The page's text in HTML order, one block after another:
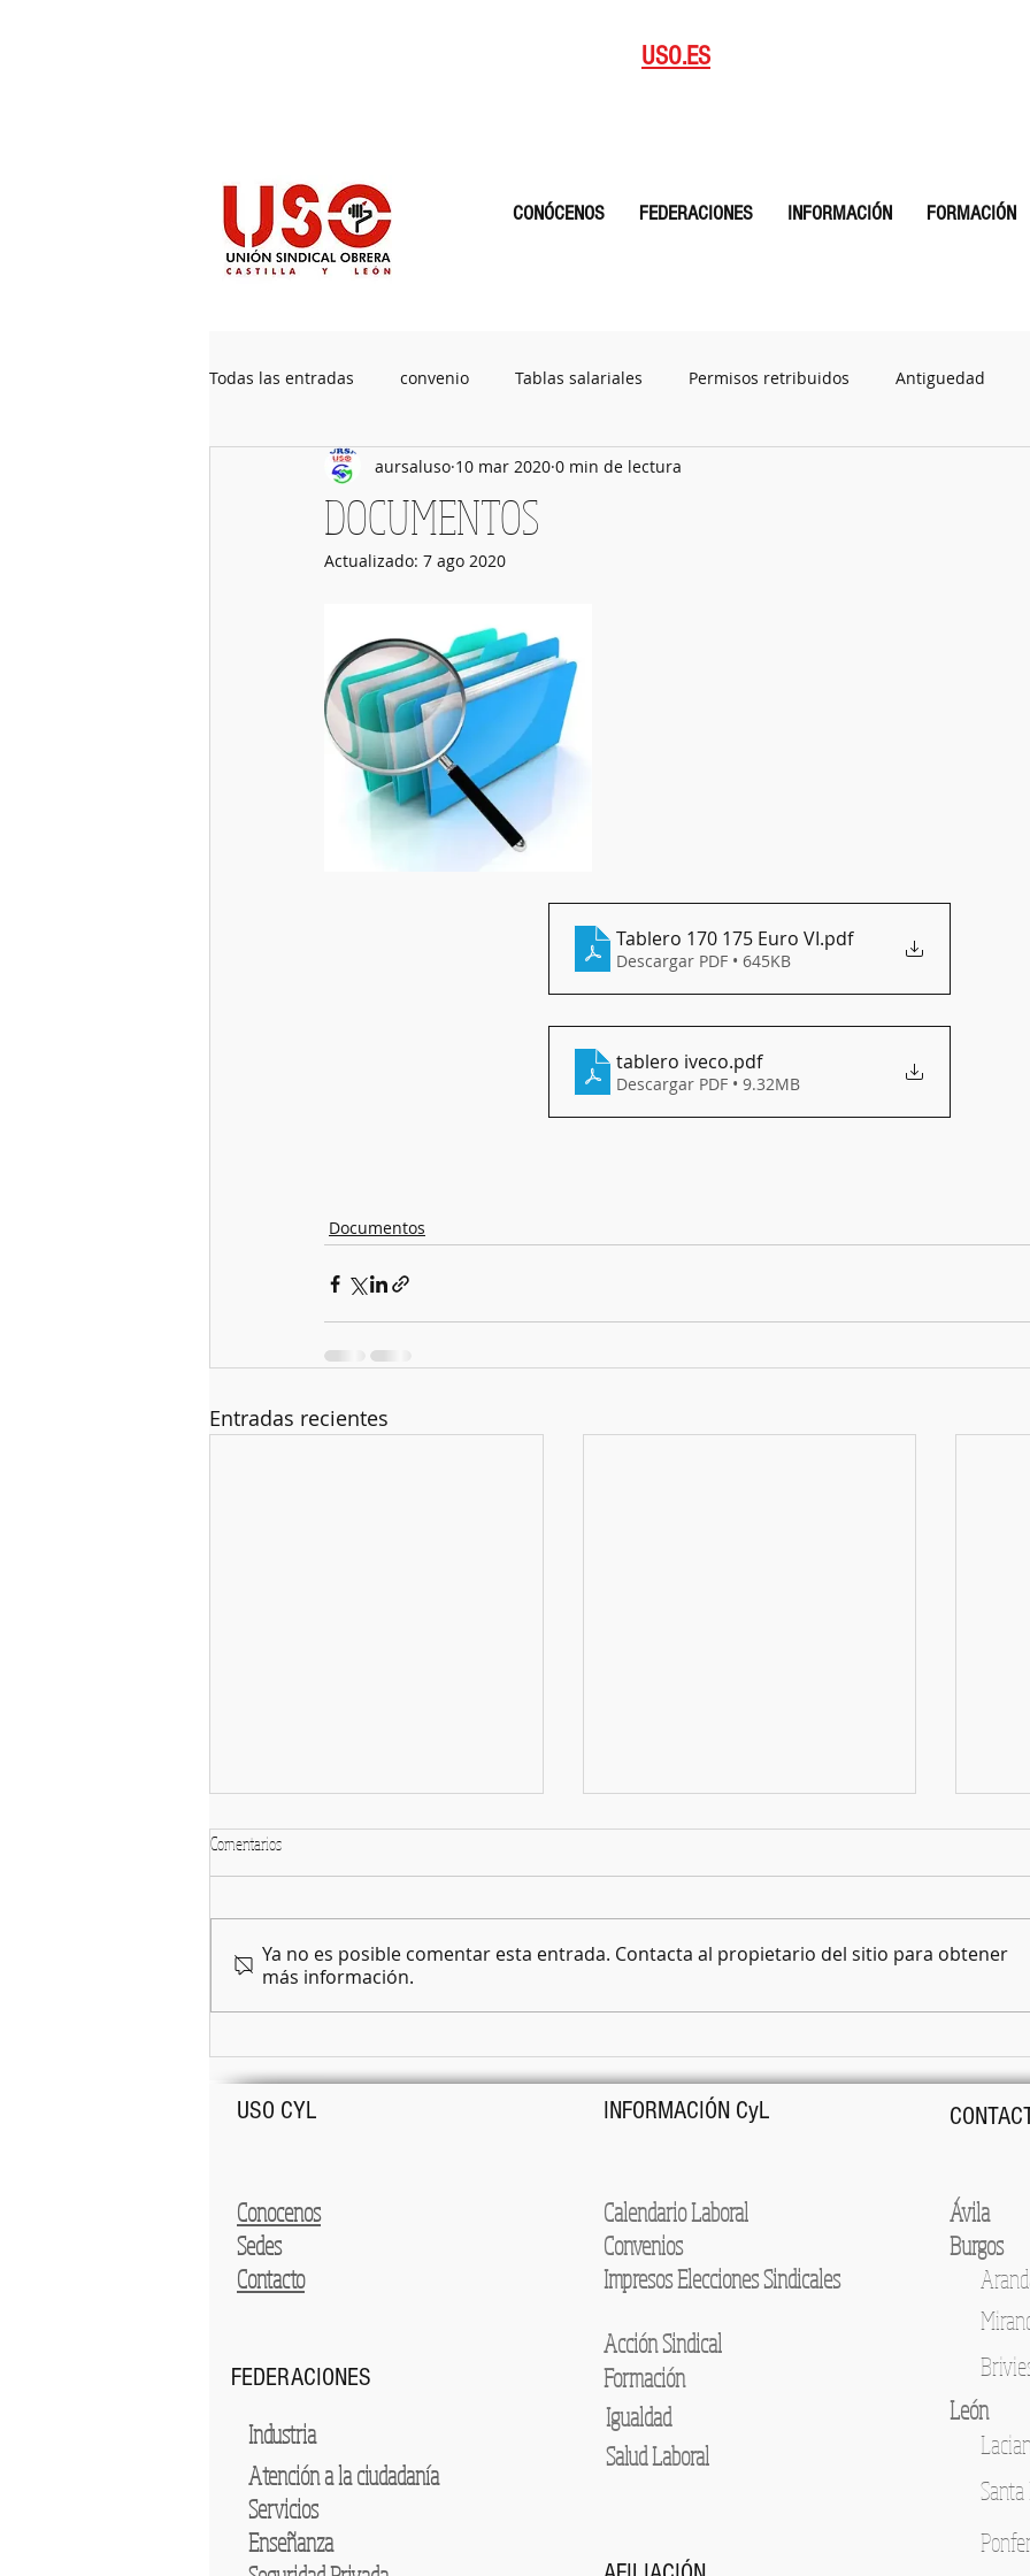
USO.ES
CONÓCENOS FEDERACIONES INFORMACIÓN FORMACIÓN
Todas las entradas convenio Tablas salariales Permisos retribuidos Antiguedad
Jubilaciones Acuerdos Plan de igualdad
DOCUMENTOS
aursaluso 10 mar 2020 0 min de lectura
Actualizado: 7 ago 2020
Tablero 170 175 Euro VI.pdf
Descargar PDF • 645KB
tablero iveco.pdf
Descargar PDF • 9.32MB
Documentos
Entradas recientes
COMO ENTRAR AL PORTAL DEL
Reglamento de viajeros
Comentarios
Ya no es posible comentar esta entrada. Contacta al propietario del sitio para obtener
más información.
USO CYL
Conocenos
Sedes
Contacto
FEDERACIONES
Industria
Atención a la ciudadanía
Servicios
Enseñanza
INFORMACIÓN CyL
Calendario Laboral
Convenios
Impresos Elecciones Sindicales
Acción Sindical
Formación
Igualdad
Salud Laboral
Ávila
Burgos
León